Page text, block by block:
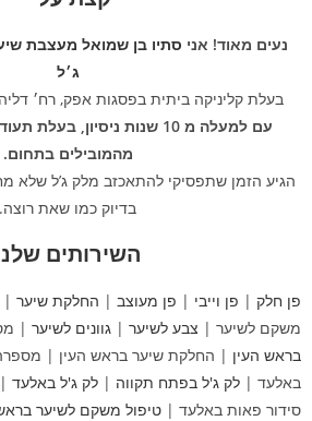
נעים מאוד! אני סתיו בן שמואל מעצבת
ג׳ל
בעלת קליניקה ביתית בפסגות אפק, רח׳ דליה
עם למעלה מ 10 שנות ניסיון,
מהמובילים בתחום.
הגיע הזמן שתפסיקי להתאכזב מלק ג’ל שלא
בדיוק כמו שאת רוצה.
השירותים
פן חלק | פן וייבי | פן מעוצב | החלקת שיער |
משקם לשיער | צבע לשיער | גוונים לשיער |
בראש העין | החלקת שיער בראש העין |
באלעד | לק ג'ל בפתח תקווה | לק ג'ל באלעד
סידור פאות באלעד | טיפול משקם לשיער